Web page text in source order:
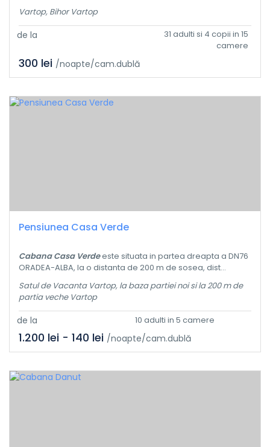
Vartop, Bihor Vartop
31 adulti si 4 copii in 15
camere
de la
300 lei /noapte/cam.dublă
Pensiunea Casa Verde
Satul de Vacanta Vartop, la baza partiei noi si la 200 m de
partia veche Vartop
Cabana Casa Verdeeste situata in partea dreapta a DN76
ORADEA-ALBA, la o distanta de 200 m de sosea, dist...
10 adulti in 5 camere
de la
1.200 lei - 140 lei /noapte/cam.dublă